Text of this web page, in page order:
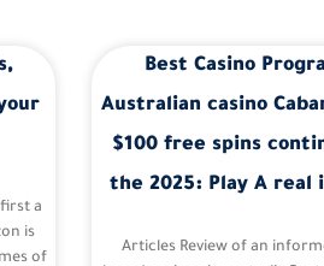
Best Casino
Australian casino
$100 free spins
the 2025: Play A real
Articles Review of an
a
is
of